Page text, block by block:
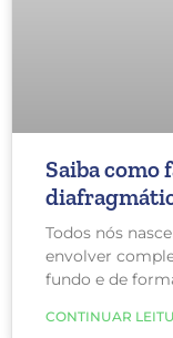
Saiba como
Todos nós
envolver
fundo e de
estresse da
CONTINUAR